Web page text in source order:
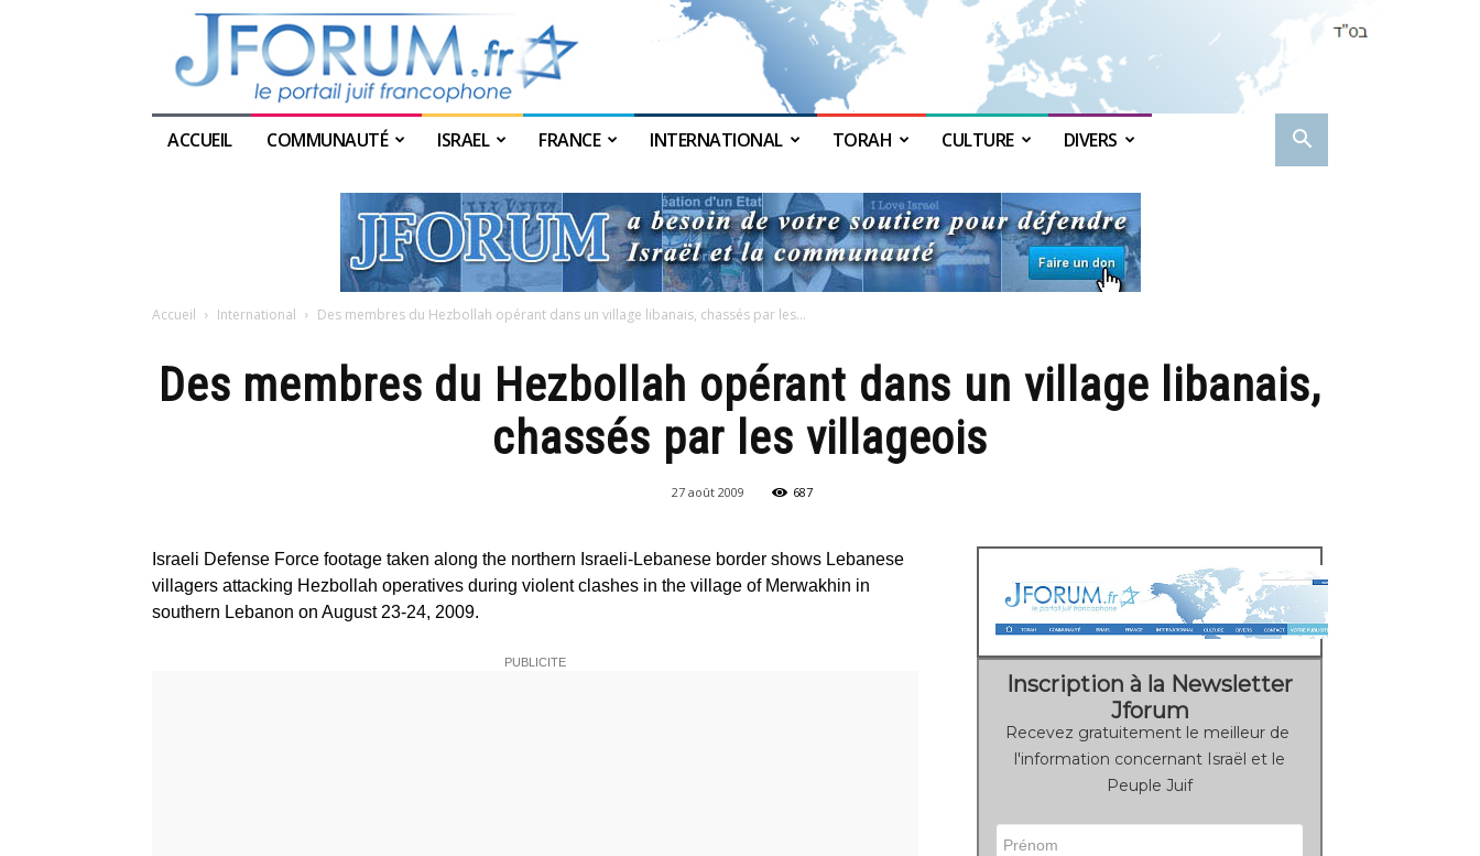
ACCUEIL COMMUNAUTÉ ISRAEL FRANCE INTERNATIONAL TORAH CULTURE DIVERS
Accueil International Des membres du Hezbollah opérant dans un village libanais, chassés par les...
Des membres du Hezbollah opérant dans un village libanais,
chassés par les villageois
27 août 2009 687
Israeli Defense Force footage taken along the northern Israeli-Lebanese border shows Lebanese
villagers attacking Hezbollah operatives during violent clashes in the village of Merwakhin in
southern Lebanon on August 23-24, 2009.
Inscription à la Newsletter
Jforum
Recevez gratuitement le meilleur de
l'information concernant Israël et le
Peuple Juif